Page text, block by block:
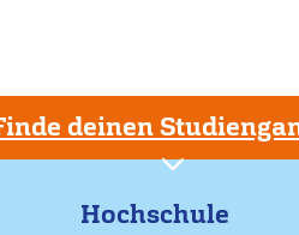
deinen
Hochschule